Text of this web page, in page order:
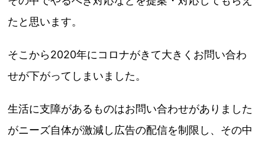
たと思います。
そこから2020年にコロナがきて大きくお問い合わ
せが下がってしまいました。
生活に支障があるものはお問い合わせがありました
がニーズ自体が激減し広告の配信を制限し、その中